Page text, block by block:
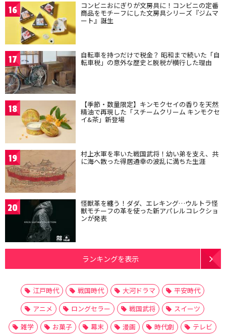
16 コンビニおにぎりが文房具に！コンビニの定番
商品をモチーフにした文房具シリーズ『ジムマ
ート』誕生
17 自転車を持つだけで税金？ 昭和まで続いた「自
転車税」の意外な歴史と脱税が横行した理由
18 【季節・数量限定】キンモクセイの香りを天然
精油で再現した「スチームクリーム キンモクセ
イ&茶」新登場
19 村上水軍を率いた戦国武将！幼い弟を支え、共
に海へ散った得居通幸の波乱に満ちた生涯
20 怪獣革を纏う！ダダ、エレキング…ウルトラ怪
獣モチーフの革を使った新アパレルコレクショ
ンが発表
ランキングを表示
江戸時代 戦国時代 大河ドラマ
平安時代
アニメ
ロングセラー 戦国武将
スイーツ
雑学
お菓子 幕末 漫画 時代劇
テレビ